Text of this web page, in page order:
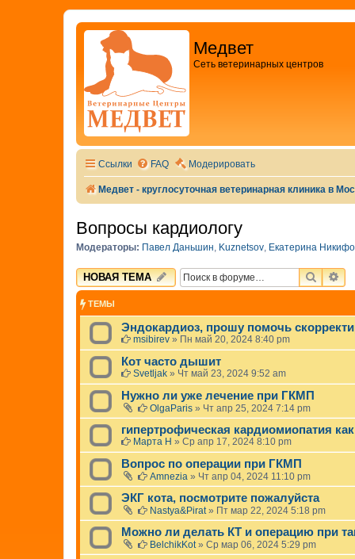
Медвет
Сеть ветеринарных центров
Ссылки FAQ Модерировать
Медвет - круглосуточная ветеринарная клиника в
Вопросы кардиологу
Модераторы: Павел Даньшин, Kuznetsov, Екатерина
НОВАЯ ТЕМА ПОИСК
ТЕМЫ
Эндокардиоз, прошу помочь
msibirev » Пн май 20, 2024 8:40 pm
Кот часто дышит
Svetljak » Чт май 23, 2024 9:52 am
Нужно ли уже лечение при ГКМП
OlgaParis » Чт апр 25, 2024 7:14 pm
гипертрофическая кардиомиопатия
Марта Н » Ср апр 17, 2024 8:10 pm
Вопрос по операции при ГКМП
Amnezia » Чт апр 04, 2024 11:10 pm
ЭКГ кота, посмотрите пожалуйста
Nastya&Pirat» Пт мар 22, 2024 5:18 pm
Можно ли делать КТ и операцию при
BelchikKot» Ср мар 06, 2024 5:29 pm